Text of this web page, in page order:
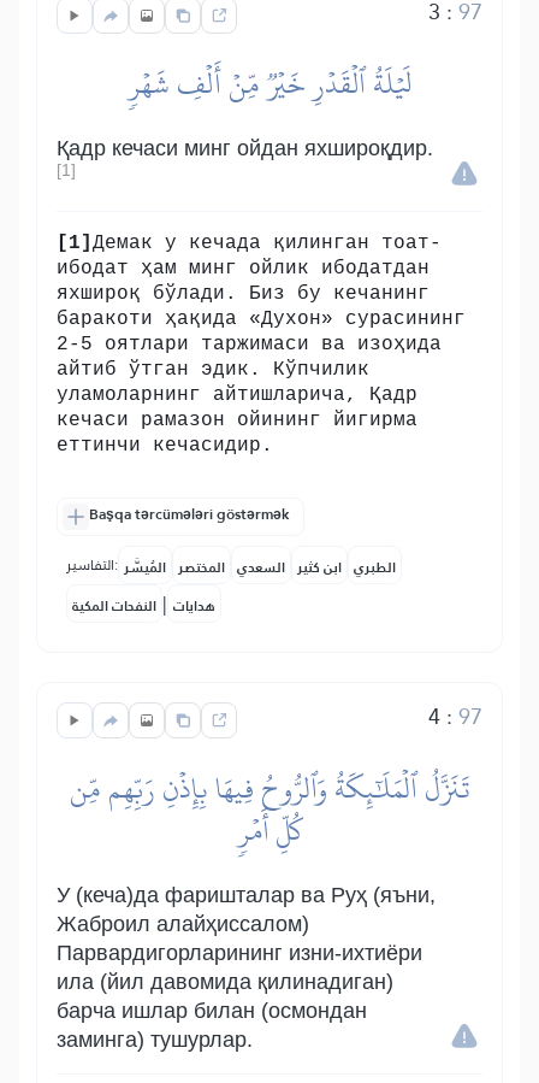
3 :97
لَيۡلَةُ ٱلۡقَدۡرِ خَيۡرٞ مِّنۡ أَلۡفِ شَهۡرٖ
Қадр кечаси минг ойдан яхшироқдир.
[1]
[1] Демак у кечада қилинган тоат-
ибодат ҳам минг ойлик ибодатдан
яхшироқ бўлади. Биз бу кечанинг
баракоти ҳақида «Духон» сурасининг
2-5 оятлари таржимаси ва изоҳида
айтиб ўтган эдик. Кўпчилик
уламоларнинг айтишларича, Қадр
кечаси рамазон ойининг йигирма
еттинчи кечасидир.
Başqa tərcümələri göstərmək
التفاسير: المُيسَّر المختصر السعدي ابن كثير الطبري
النفحات المكية | هدايات
4:97
تَنَزَّلُ ٱلۡمَلَٰٓئِكَةُ وَٱلرُّوحُ فِيهَا بِإِذۡنِ رَبِّهِم مِّن
كُلِّ أَمۡرٖ
У (кеча)да фаришталар ва Руҳ (яъни,
Жаброил алайҳиссалом)
Парвардигорларининг изни-ихтиёри
ила (йил давомида қилинадиган)
барча ишлар билан (осмондан
заминга) тушурлар.